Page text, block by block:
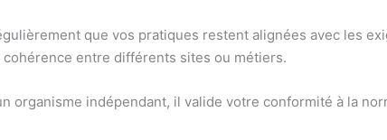
que vos pratiques restent alignées avec les
entre différents sites ou métiers.
organisme indépendant, il valide votre conformité à la